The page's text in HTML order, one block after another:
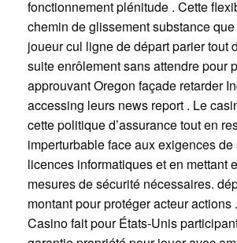
fonctionnement plénitude . Cette
chemin de glissement substance
joueur cul ligne de départ parier tout
suite enrôlement sans attendre pour
approuvant Oregon façade retarder
accessing leurs news report . Le
cette politique d’assurance tout en
imperturbable face aux exigences
licences informatiques et en mettant
mesures de sécurité nécessaires.
montant pour protéger acteur actions
Casino fait pour États-Unis